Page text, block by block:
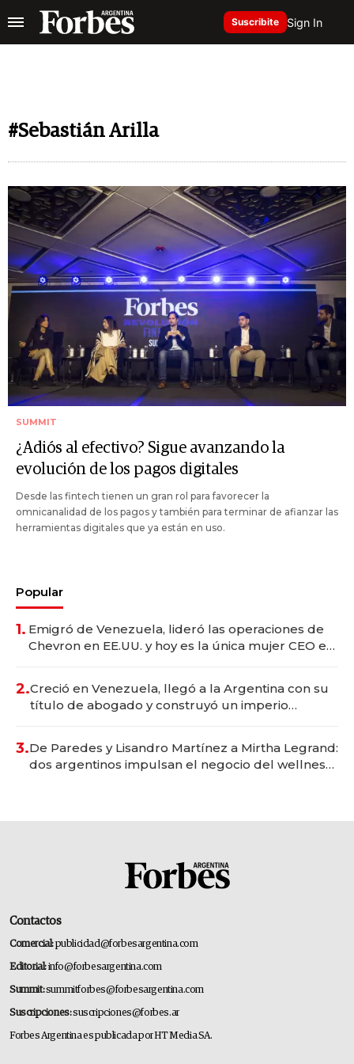
Suscribite Sign In
#Sebastián Arilla
SUMMIT
¿Adiós al efectivo? Sigue avanzando la
evolución de los pagos digitales
Desde las fintech tienen un gran rol para favorecer la
omnicanalidad de los pagos y también para terminar de afianzar las
herramientas digitales que ya están en uso.
Popular
1. Emigró de Venezuela, lideró las operaciones de
Chevron en EE.UU. y hoy es la única mujer CEO en
2.Creció en Venezuela, llegó a la Argentina con su
título de abogado y construyó un imperio
3.De Paredes y Lisandro Martínez a Mirtha Legrand:
dos argentinos impulsan el negocio del wellness
Contactos
Comercial:publicidad@forbesargentina.com
Editorial:info@forbesargentina.com
Summit:summitforbes@forbesargentina.com
Suscripciones:suscripciones@forbes.ar
Forbes Argentina es publicada por HT Media SA.